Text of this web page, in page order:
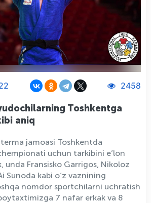
2458
Toshkentga
aniq
jamoasi Toshkentda
uchun tarkibini e’lon
unda Fransisko Garrigos, Nikoloz
Sunoda kabi o‘z vaznining
nomdor sportchilarni uchratish
7 nafar erkak va 8